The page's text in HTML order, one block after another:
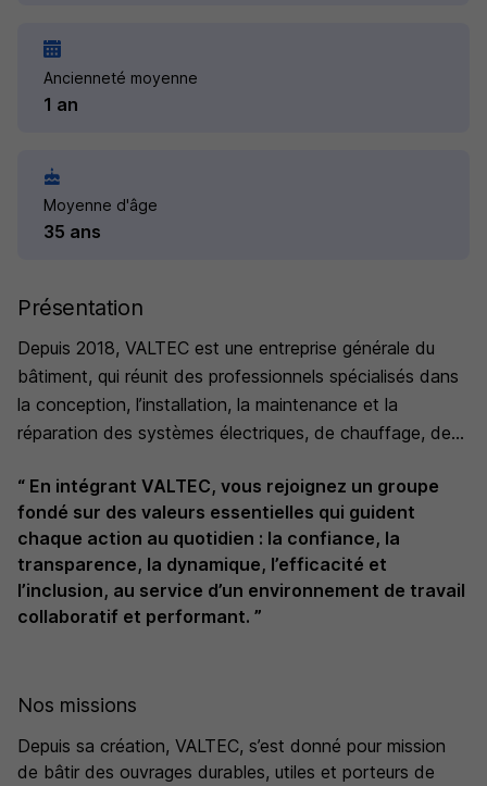
Ancienneté moyenne
1 an
Moyenne d'âge
35 ans
Présentation
Depuis 2018, VALTEC est une entreprise générale du
bâtiment, qui réunit des professionnels spécialisés dans
la conception, l’installation, la maintenance et la
réparation des systèmes électriques, de chauffage, de
“ En intégrant VALTEC, vous rejoignez un groupe
fondé sur des valeurs essentielles qui guident
chaque action au quotidien : la confiance, la
transparence, la dynamique, l’efficacité et
l’inclusion, au service d’un environnement de travail
collaboratif et performant. ”
Nos missions
Depuis sa création, VALTEC, s’est donné pour mission
de bâtir des ouvrages durables, utiles et porteurs de